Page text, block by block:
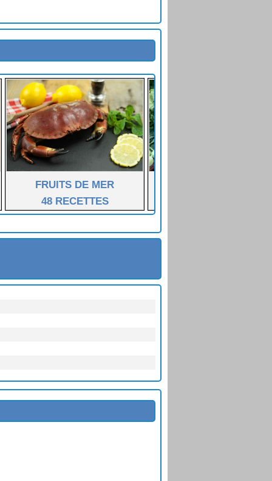
FRUITS DE MER
48 RECETTES